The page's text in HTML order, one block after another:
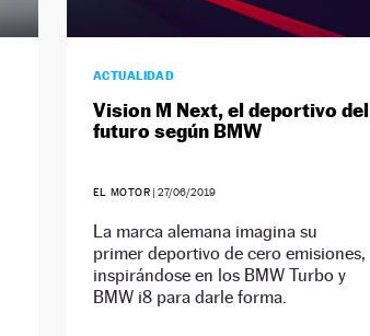
ACTUALIDAD
Vision M Next, el deportivo del
futuro según BMW
EL MOTOR |27/06/2019
La marca alemana imagina su
primer deportivo de cero emisiones,
inspirándose en los BMW Turbo y
BMW i8 para darle forma.